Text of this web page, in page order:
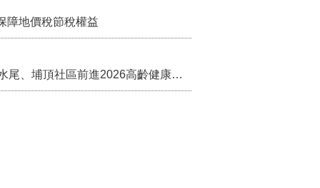
障地價稅節稅權益
苗栗農村綠色照顧成果登上全國舞台！ 後龍水尾、埔頂社區前進2026高齡健康產業博覽會